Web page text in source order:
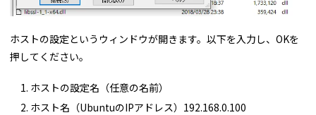
ホストの設定というウィンドウが開きます。以下を入力し、OKを
押してください。
ホストの設定名（任意の名前）
ホスト名（UbuntuのIPアドレス）192.168.0.100